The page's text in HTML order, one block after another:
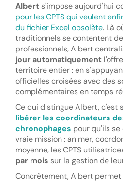
Albert s'impose aujourd'hui
pour les CPTS qui veulent
du fichier Excel obsolète. Là
traditionnels se contentent
professionnels, Albert
jour automatiquement
territoire entier : en
officielles croisées avec des
complémentaires en temps
Ce qui distingue Albert, c'est
libérer les coordinateurs
chronophages pour qu'ils
vraie mission : animer,
moyenne, les CPTS
par mois sur la gestion de
Concrètement, Albert permet